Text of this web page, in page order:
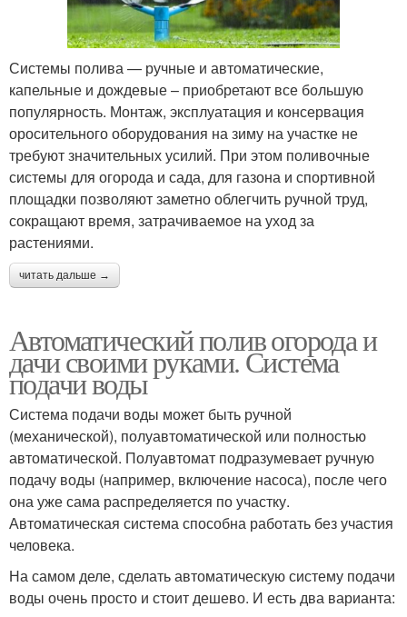
Системы полива — ручные и автоматические,
капельные и дождевые – приобретают все большую
популярность. Монтаж, эксплуатация и консервация
оросительного оборудования на зиму на участке не
требуют значительных усилий. При этом поливочные
системы для огорода и сада, для газона и спортивной
площадки позволяют заметно облегчить ручной труд,
сокращают время, затрачиваемое на уход за
растениями.
читать дальше →
Автоматический полив огорода и
дачи своими руками. Система
подачи воды
Система подачи воды может быть ручной
(механической), полуавтоматической или полностью
автоматической. Полуавтомат подразумевает ручную
подачу воды (например, включение насоса), после чего
она уже сама распределяется по участку.
Автоматическая система способна работать без участия
человека.
На самом деле, сделать автоматическую систему подачи
воды очень просто и стоит дешево. И есть два варианта: